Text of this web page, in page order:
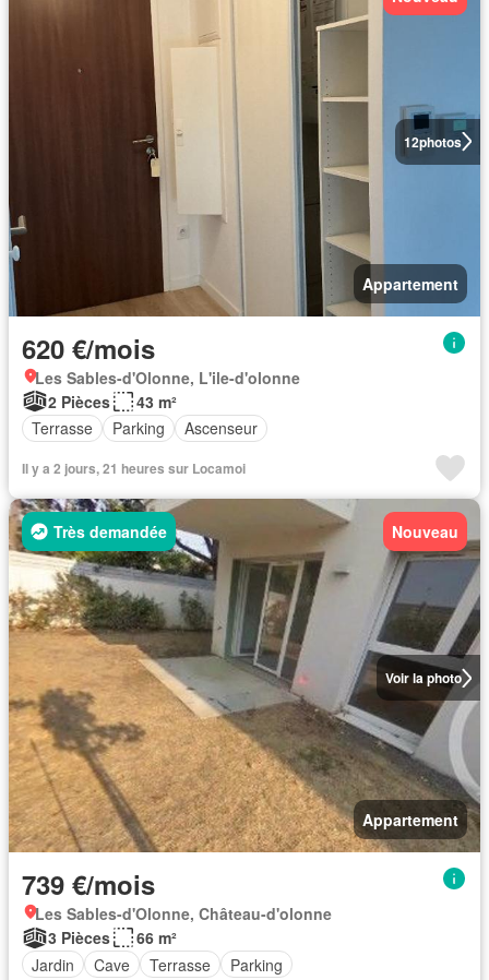
12photos
Appartement
620 €/mois
Les Sables-d'Olonne, L'ile-d'olonne
2 Pièces
43 m²
Terrasse
Parking Ascenseur
Il y a 2 jours, 21 heures sur Locamoi
Voir la photo
Très demandée Nouveau
Appartement
739 €/mois
Les Sables-d'Olonne, Château-d'olonne
3 Pièces
66 m²
Jardin
Cave Terrasse Parking